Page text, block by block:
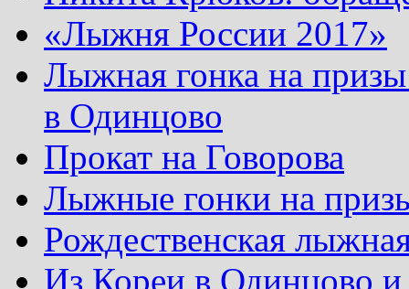
«Лыжня России 2017»
Лыжная гонка на
в Одинцово
Прокат на Говорова
Лыжные гонки на
Рождественская
Из Кореи в Одинцово